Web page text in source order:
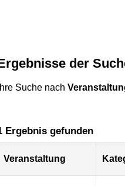
Ergebnisse der
Ihre Suche nach
1 Ergebnis gefunden
Veranstaltung